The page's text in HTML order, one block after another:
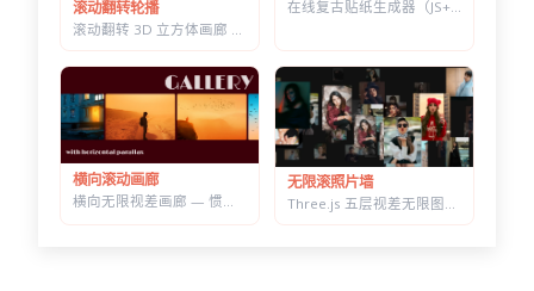
滚动翻转轮播
在线复古贴纸生成器（JS+CSS） — 改字换色调角度，一键导出透明底 PNG
横向滚动画廊
横向无限视差画廊 — 惯性滚动自动吸附居中，纯原生 JS 实现
无限滚照片墙
Three.js 五层视差无限图片墙 — 拖拽惯性滑动，滚轮加速的横向画廊